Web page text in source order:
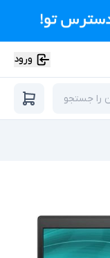
ورود